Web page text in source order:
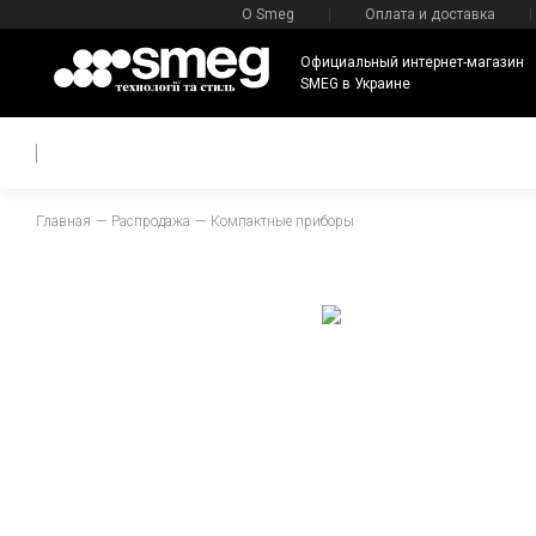
О Smeg Оплата и доставка
Официальный интернет-магазин
SMEG в Украине
Главная Распродажа Компактные приборы